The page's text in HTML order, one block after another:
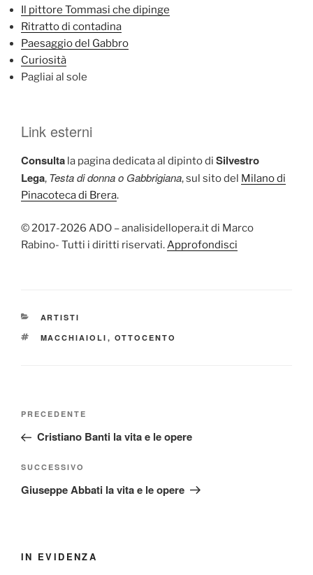
Il pittore Tommasi che dipinge
Ritratto di contadina
Paesaggio del Gabbro
Curiosità
Pagliai al sole
Link esterni
Consulta la pagina dedicata al dipinto di Silvestro
Lega, Testa di donna o Gabbrigiana, sul sito del Milano di
Pinacoteca di Brera.
© 2017-2026 ADO – analisidellopera.it di Marco
Rabino- Tutti i diritti riservati.Approfondisci
CATEGORIE
ARTISTI
TAG
MACCHIAIOLI , OTTOCENTO
Navigazione
Articolo
precedente:
PRECEDENTE
Cristiano Banti la vita e le opere
Articolo
successivo
SUCCESSIVO
Giuseppe Abbati la vita e le opere
IN EVIDENZA